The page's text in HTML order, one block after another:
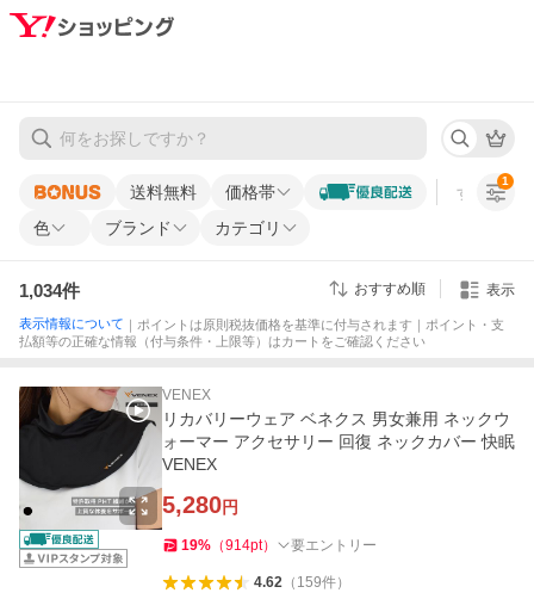
送料無料 価格帯 すべての条
色 ブランド カテゴリ
1
1,034件 おすすめ順 表示
表示情報について ｜ポイントは原則税抜価格を基準に付与されます｜ポイント・支
払額等の正確な情報（付与条件・上限等）はカートをご確認ください
VENEX
リカバリーウェア ベネクス 男女兼用 ネックウ
ォーマー アクセサリー 回復 ネックカバー 快眠
VENEX
5,280円
19% （914pt） 要エントリー
4.62（ 159件）